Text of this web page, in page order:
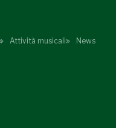
Attività musicali News